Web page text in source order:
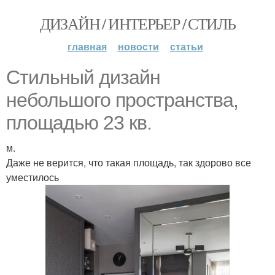
ДИЗАЙН / ИНТЕРЬЕР / СТИЛЬ
главная новости статьи
Стильный дизайн
небольшого пространства,
площадью 23 кв.
м.
Даже не верится, что такая площадь, так здорово все
уместилось